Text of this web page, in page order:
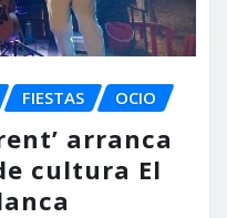
FIESTAS OCIO
arranca
cultura El